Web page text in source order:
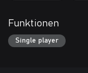
Funktionen
Single player